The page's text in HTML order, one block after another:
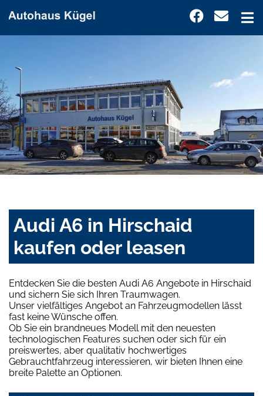
Audi A6 in Hirschaid
kaufen oder leasen
Entdecken Sie die besten Audi A6 Angebote in Hirschaid
und sichern Sie sich Ihren Traumwagen.
Unser vielfältiges Angebot an Fahrzeugmodellen lässt
fast keine Wünsche offen.
Ob Sie ein brandneues Modell mit den neuesten
technologischen Features suchen oder sich für ein
preiswertes, aber qualitativ hochwertiges
Gebrauchtfahrzeug interessieren, wir bieten Ihnen eine
breite Palette an Optionen.